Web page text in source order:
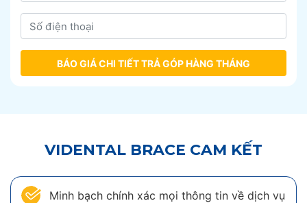
BÁO GIÁ CHI TIẾT TRẢ GÓP HÀNG THÁNG
VIDENTAL BRACE CAM KẾT
Minh bạch chính xác mọi thông tin về dịch vụ